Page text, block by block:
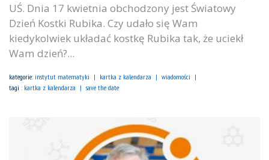
UŚ. Dnia 17 kwietnia obchodzony jest Światowy
Dzień Kostki Rubika. Czy udało się Wam
kiedykolwiek układać kostkę Rubika tak, że uciekł
Wam dzień?...
kategorie: instytut matematyki kartka z kalendarza
wiadomości
tagi : kartka z kalendarza save the date